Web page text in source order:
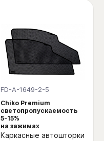
FD-A-1649-2-5
Chiko Premium
светопропускаемость
5-15%
на зажимах
Каркасные автошторки